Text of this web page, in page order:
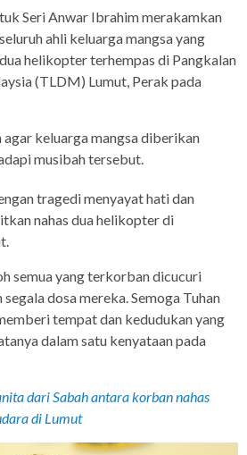
Seri Anwar Ibrahim merakamkan
ahli keluarga mangsa yang
helikopter terhempas di Pangkalan
(TLDM) Lumut, Perak pada
keluarga mangsa diberikan
musibah tersebut.
tragedi menyayat hati dan
nahas dua helikopter di
semua yang terkorban dicucuri
dosa mereka. Semoga Tuhan
tempat dan kedudukan yang
dalam satu kenyataan pada
dari Sabah antara korban nahas
di Lumut